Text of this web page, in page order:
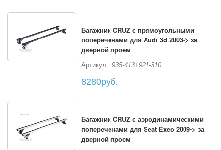
Багажник CRUZ с прямоугольными
попереченами для Audi 3d 2003-> за
дверной проем
Артикул: 935-413+921-310
8280руб.
Багажник CRUZ с аэродинамическими
попереченами для Seat Exeo 2009-> за
дверной проем